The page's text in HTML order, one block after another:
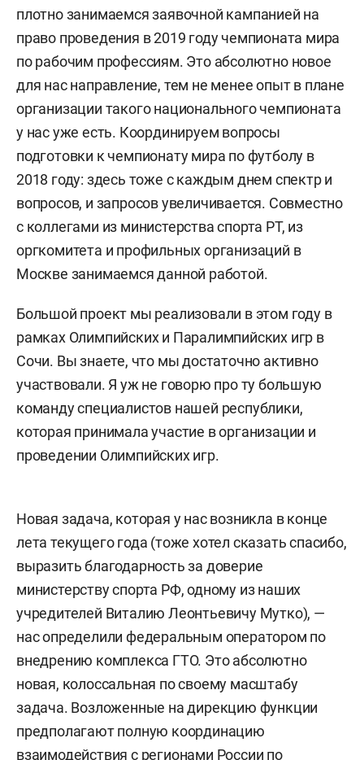
плотно занимаемся заявочной кампанией на
право проведения в 2019 году чемпионата мира
по рабочим профессиям. Это абсолютно новое
для нас направление, тем не менее опыт в плане
организации такого национального чемпионата
у нас уже есть. Координируем вопросы
подготовки к чемпионату мира по футболу в
2018 году: здесь тоже с каждым днем спектр и
вопросов, и запросов увеличивается. Совместно
с коллегами из министерства спорта РТ, из
оргкомитета и профильных организаций в
Москве занимаемся данной работой.
Большой проект мы реализовали в этом году в
рамках Олимпийских и Паралимпийских игр в
Сочи. Вы знаете, что мы достаточно активно
участвовали. Я уж не говорю про ту большую
команду специалистов нашей республики,
которая принимала участие в организации и
проведении Олимпийских игр.
Новая задача, которая у нас возникла в конце
лета текущего года (тоже хотел сказать спасибо,
выразить благодарность за доверие
министерству спорта РФ, одному из наших
учредителей Виталию Леонтьевичу Мутко), —
нас определили федеральным оператором по
внедрению комплекса ГТО. Это абсолютно
новая, колоссальная по своему масштабу
задача. Возложенные на дирекцию функции
предполагают полную координацию
взаимодействия с регионами России по